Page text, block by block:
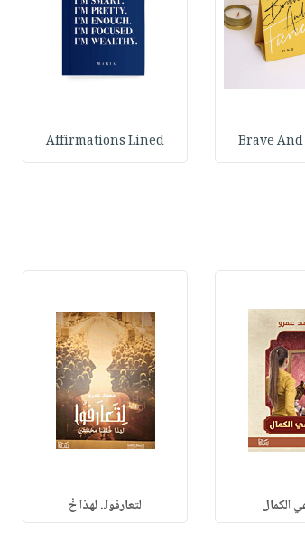
Brave
Affirmations Lined
الكمال لتعارفوا.. لهذا خُ